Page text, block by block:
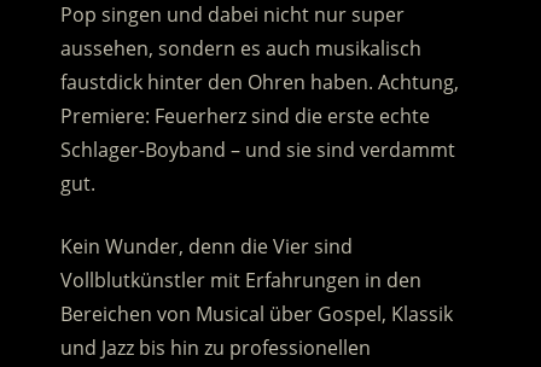
Pop singen und dabei nicht nur super
aussehen, sondern es auch musikalisch
faustdick hinter den Ohren haben. Achtung,
Premiere: Feuerherz sind die erste echte
Schlager-Boyband – und sie sind verdammt
gut.
Kein Wunder, denn die Vier sind
Vollblutkünstler mit Erfahrungen in den
Bereichen von Musical über Gospel, Klassik
und Jazz bis hin zu professionellen